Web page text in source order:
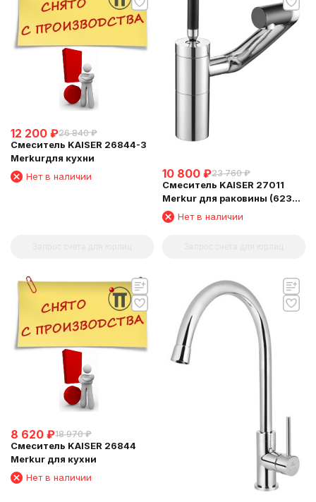
12 200 ₽26 840 ₽
Смеситель KAISER 26844-3
Merkurдля кухни
Нет в наличии
10 800 ₽23 760 ₽
Смеситель KAISER 27011
Merkur для раковины (6239
Картридж )
Нет в наличии
8 620 ₽18 970 ₽
Смеситель KAISER 26844
Merkur для кухни
Нет в наличии